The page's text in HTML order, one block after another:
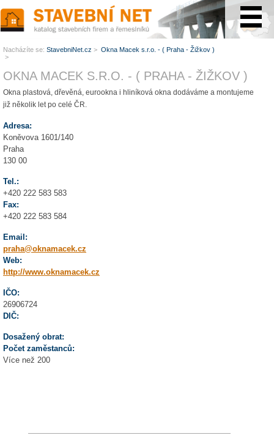
OKNA MACEK S.R.O. - ( PRAHA - ŽIŽKOV )
Okna plastová, dřevěná, eurookna i hliníková okna dodáváme a montujeme
již několik let po celé ČR.
Adresa:
Koněvova 1601/140
Praha
130 00
Tel.:
+420 222 583 583
Fax:
+420 222 583 584
Email:
praha@oknamacek.cz
Web:
http://www.oknamacek.cz
IČO:
26906724
DIČ:
Dosažený obrat:
Počet zaměstanců:
Více než 200
Nacházíte se: StavebniNet.cz > Okna Macek s.r.o. - ( Praha - Žižkov )
>